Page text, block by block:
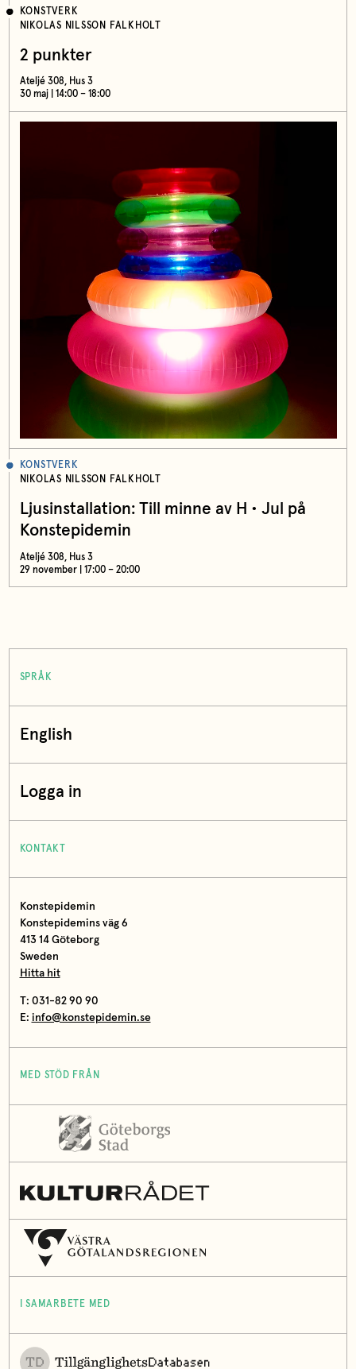
KONSTVERK
NIKOLAS NILSSON FALKHOLT
2 punkter
Ateljé 308, Hus 3
30 maj | 14:00 – 18:00
KONSTVERK
NIKOLAS NILSSON FALKHOLT
Ljusinstallation: Till minne av H • Jul på
Konstepidemin
Ateljé 308, Hus 3
29 november | 17:00 – 20:00
SPRÅK
English
Logga in
KONTAKT
Konstepidemin
Konstepidemins väg 6
413 14 Göteborg
Sweden
Hitta hit
T: 031-82 90 90
E: info@konstepidemin.se
MED STÖD FRÅN
I SAMARBETE MED